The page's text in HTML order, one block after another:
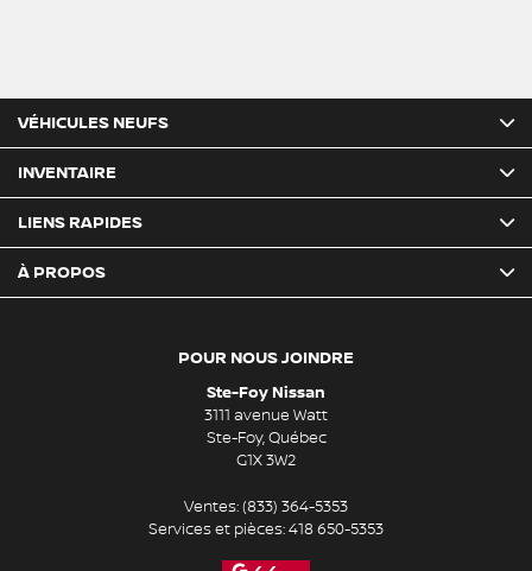
POUR NOUS JOINDRE
Ste-Foy Nissan
3111 avenue Watt
Ste-Foy,Québec
G1X 3W2
Ventes:(833) 364-5353
Services et pièces:418 650-5353
VÉHICULES NEUFS
INVENTAIRE
LIENS RAPIDES
À PROPOS